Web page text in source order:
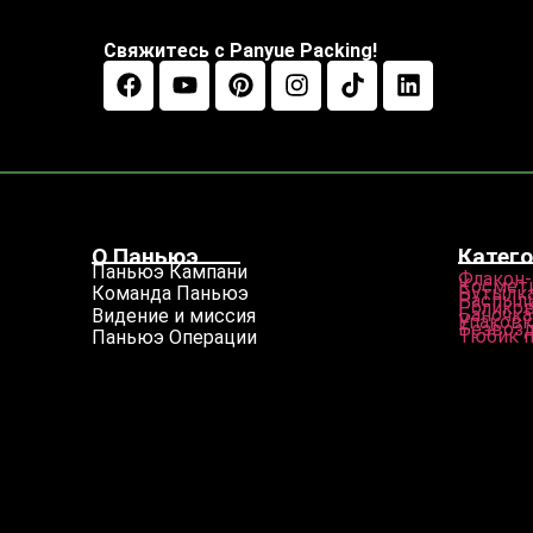
Свяжитесь с Panyue Packing!
О Паньюэ
Паньюэ Кампани
Команда Паньюэ
Видение и миссия
Паньюэ Операции
Тюбик